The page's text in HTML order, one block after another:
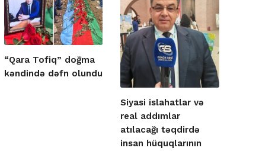
“Qara Tofiq” doğma
kəndində dəfn olundu
Siyasi islahatlar və
real addımlar
atılacağı təqdirdə
insan hüquqlarının